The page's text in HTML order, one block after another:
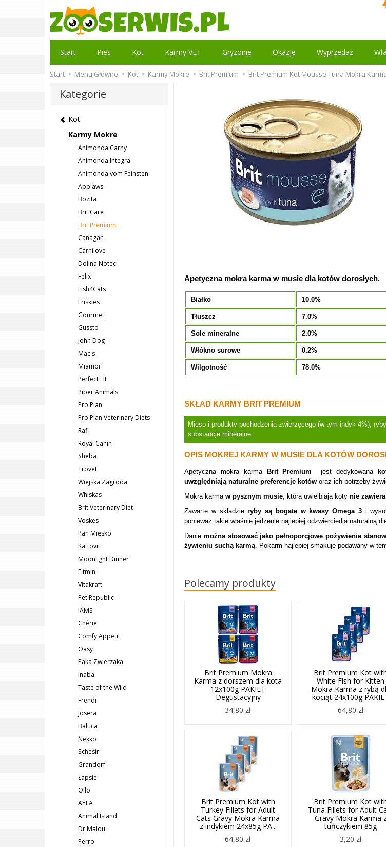
Start Pies Kot Karmy VET Gryzonie Okazje Wyprzedaż
Start Menu Główne Kot Karmy Mokre Brit Premium Brit Premium Kot Mousse Tuna Mokra
Apetyczna mokra karma w musie dla kotów dorosłych.
Białko 10.0%
Tłuszcz 7.0%
Sole mineralne 2.0%
Włókno surowe 0.2%
Wilgotność 78.0%
SKŁAD KARMY BRIT PREMIUM
Mięso i produkty pochodzenia zwierzęcego (w tym indyk 4%),
substancje mineralne
OPIS MOKREJ KARMY W MUSIE DLA KOTÓW
Apetyczna mokra karma Brit Premium jest dedykowana
uwzględniają naturalne preferencje kotów oraz ich potrzeby
Mokra karmaw pysznym musie, którą uwielbiają kotynie
Zawarte w składzieryby są bogate w kwasy Omega 3i
ponieważ takie właśnie jedzenie najlepiej odzwierciedla naturalną
Danie można stosować jako pełnoporcjowe pożywienie
żywieniu suchą karmą. Pokarm najlepiej smakuje podawany w
Polecamy produkty
Brit Premium Mokra
Karma z dorszem dla kota
12x100g PAKIET
Degustacyjny
34,80 zł
Brit Premium Kot
White Fish for Kitten
Mokra Karma z rybą
kociąt 24x100g
64,80 zł
Brit Premium Kot with
Turkey Fillets for Adult
Cats Gravy Mokra Karma
z indykiem 24x85g PA...
64,80 zł
Brit Premium Kot
Tuna Fillets for Adult
Gravy Mokra Karma
tuńczykiem 85g
3,20 zł
Kategorie
Kot
Karmy Mokre
Animonda Carny
Animonda Integra
Animonda vom Feinsten
Applaws
Bozita
Brit Care
Brit Premium
Canagan
Carnilove
Dolina Noteci
Felix
Fish4Cats
Friskies
Gourmet
Gussto
John Dog
Mac's
Miamor
Perfect FIt
Piper Animals
Pro Plan
Pro Plan Veterinary Diets
Rafi
Royal Canin
Sheba
Trovet
Wiejska Zagroda
Whiskas
Brit Veterinary Diet
Voskes
Pan Mięsko
Kattovit
Moonlight Dinner
Fitmin
Vitakraft
Pet Republic
IAMS
Chérie
Comfy Appetit
Oasy
Paka Zwierzaka
Inaba
Taste of the Wild
Frendi
Josera
Baltica
Nekko
Schesir
Grandorf
Łapsie
Ollo
AYLA
Animal Island
Dr Malou
Perro